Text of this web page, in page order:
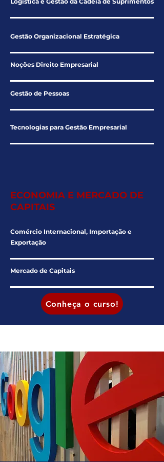
Gestão Organizacional Estratégica
Noções Direito Empresarial
Gestão de Pessoas
Tecnologias para Gestão Empresarial
ECONOMIA E MERCADO DE
CAPITAIS
Comércio Internacional, Importação e
Exportação
Mercado de Capitais
Conheça o curso!